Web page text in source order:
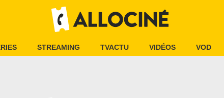
STREAMING TVACTU VIDÉOS VOD